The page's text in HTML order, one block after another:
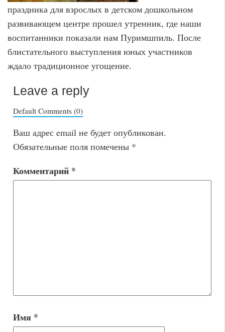
праздника для взрослых в детском дошкольном
развивающем центре прошел утренник, где наши
воспитанники показали нам Пуримшпиль. После
блистательного выступления юных участников
ждало традиционное угощение.
Leave a reply
Default Comments (0)
Ваш адрес email не будет опубликован.
Обязательные поля помечены *
Комментарий *
Имя *